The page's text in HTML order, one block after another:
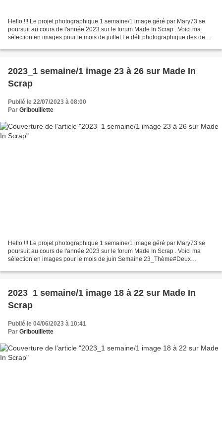
Hello !!! Le projet photographique 1 semaine/1 image géré par Mary73 se
poursuit au cours de l'année 2023 sur le forum Made In Scrap . Voici ma
sélection en images pour le mois de juillet Le défi photographique des deux
2023_1 semaine/1 image 23 à 26 sur Made In
Scrap
Publié le 22/07/2023 à 08:00
Par Gribouillette
Hello !!! Le projet photographique 1 semaine/1 image géré par Mary73 se
poursuit au cours de l'année 2023 sur le forum Made In Scrap . Voici ma
sélection en images pour le mois de juin Semaine 23_Thème#Deux
2023_1 semaine/1 image 18 à 22 sur Made In
Scrap
Publié le 04/06/2023 à 10:41
Par Gribouillette